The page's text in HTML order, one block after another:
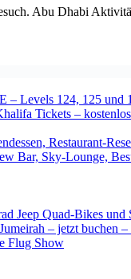
Abu Dhabi
– Levels 124, 125 und
Tickets –
Restaurant-
Bar, Sky-Lounge,
Jeep Quad-Bikes und
– jetzt buchen
Flug Show